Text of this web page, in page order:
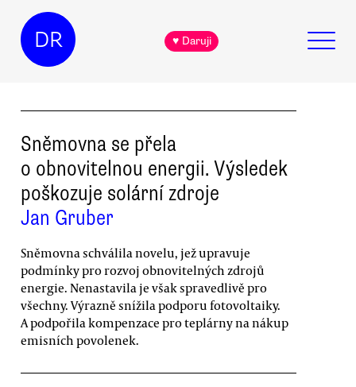
DR ♥ Daruji
Sněmovna se přela
o obnovitelnou energii. Výsledek
poškozuje solární zdroje
Jan Gruber
Sněmovna schválila novelu, jež upravuje
podmínky pro rozvoj obnovitelných zdrojů
energie. Nenastavila je však spravedlivě pro
všechny. Výrazně snížila podporu fotovoltaiky.
A podpořila kompenzace pro teplárny na nákup
emisních povolenek.